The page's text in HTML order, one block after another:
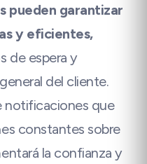
pueden garantizar
y eficientes,
de espera y
del cliente.
notificaciones que
constantes sobre
la confianza y